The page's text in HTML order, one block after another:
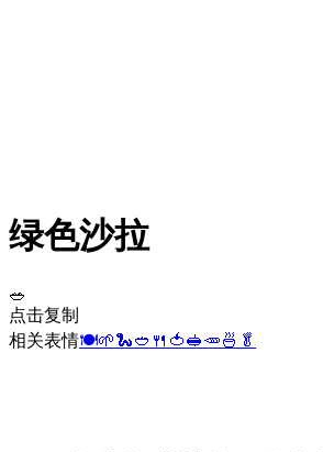
绿色沙拉
🥗
点击复制
相关表情🍽️🌱🐍🥙 🍴 🍅🥪🥕🍜 🥬